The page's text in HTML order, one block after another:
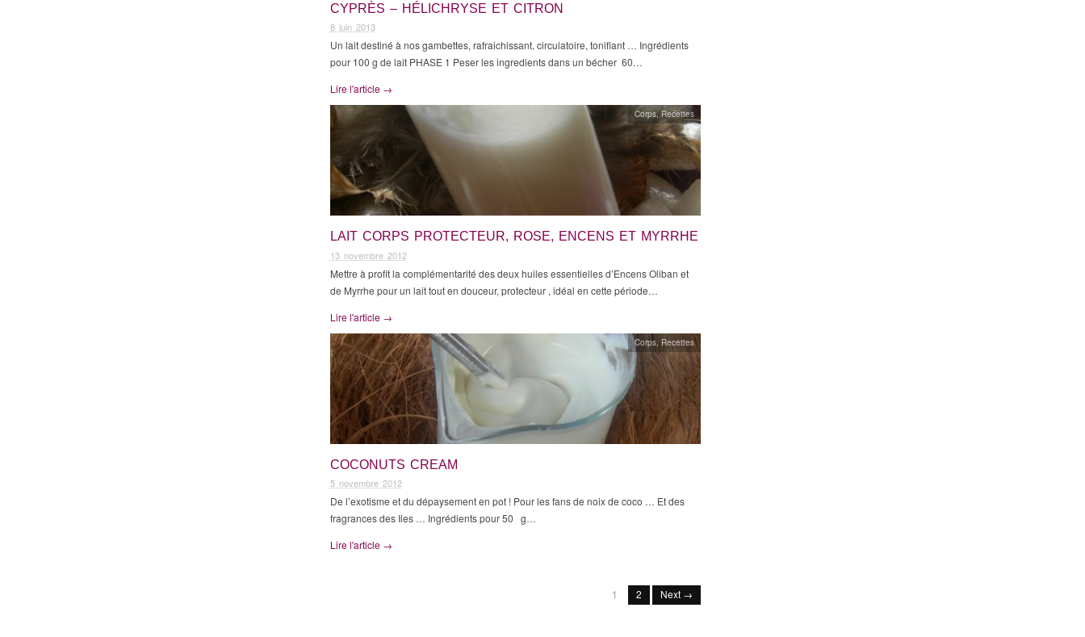
CYPRÈS – HÉLICHRYSE ET CITRON
8 juin 2013
Un lait destiné à nos gambettes, rafraichissant, circulatoire, tonifiant … Ingrédients
pour 100 g de lait PHASE 1 Peser les ingredients dans un bécher 60…
Lire l'article →
LAIT CORPS PROTECTEUR, ROSE, ENCENS ET MYRRHE
13 novembre 2012
Corps,Recettes
Mettre à profit la complémentarité des deux huiles essentielles d’Encens Oliban et
de Myrrhe pour un lait tout en douceur, protecteur , idéal en cette période…
Lire l'article →
COCONUTS CREAM
5 novembre 2012
Corps Recettes
De l’exotisme et du dépaysement en pot ! Pour les fans de noix de coco … Et des
fragrances des Iles … Ingrédients pour 50 g…
Lire l'article →
1 2 Next →